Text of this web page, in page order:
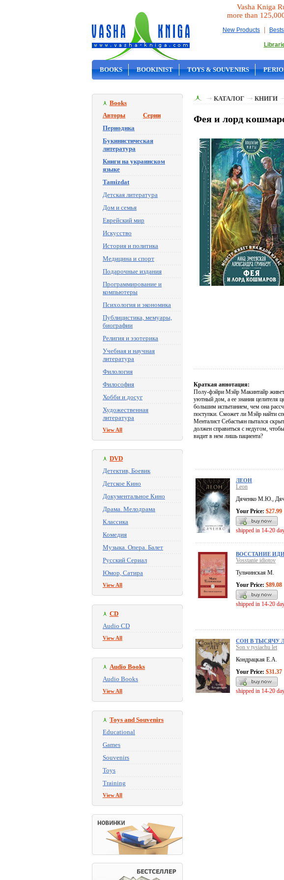
Vasha Kniga
more than
New Products |
BOOKS BOOKINIST TOYS & SOUVENIRS
Books
Авторы
Серии
Периодика
Букинистическая
литература
Книги на украинском
языке
Tamizdat
Детская литература
Дом и семья
Еврейский мир
Искусство
История и политика
Медицина и спорт
Подарочные издания
Программирование и
компьютеры
Психология и экономика
Публицистика, мемуары,
биографии
Религия и эзотерика
Учебная и научная
литература
Филология
Философия
Хобби и досуг
Художественная
литература
View All
DVD
Детектив, Боевик
Детское Кино
Документальное Кино
Драма. Мелодрама
Классика
Комедия
Музыка. Опера. Балет
Русский Сериал
Юмор, Сатира
View All
CD
Audio CD
View All
Audio Books
Audio Books
View All
Toys and Souvenirs
Educational
Games
Souvenirs
Toys
Training
View All
КАТАЛОГ КНИГИ
Фея и лорд
Краткая аннотация:
Полу-фэйри Мэйр Макинтайр живет
уютный дом, а ее знания целителя
большим испытанием, чем она
поступки. Сможет ли Мэйр найти
Менталист Себастьян пытался
должен справиться с недугом,
видит в нем лишь пациента?
ЛЕОН
Leon
Дяченко М.Ю.,
Your Price: $27.99
shipped in 14-20
ВОССТАНИЕ
Vosstanie idiotov
Тульчинская М.
Your Price: $89.08
shipped in 14-20
СОН В ТЫСЯЧУ
Son v tysiachu let
Кондрацкая Е.А.
Your Price: $31.37
shipped in 14-20